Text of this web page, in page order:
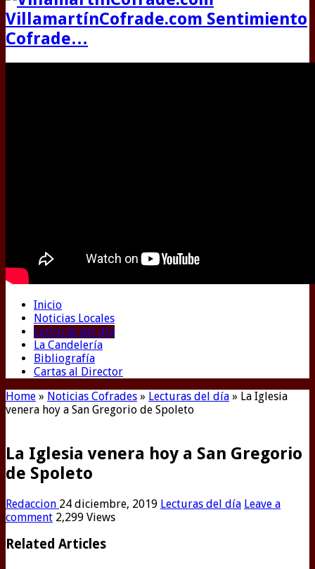
VillamartínCofrade.com Sentimiento
Cofrade…
Inicio
Noticias Locales
Lecturas del día
La Candelería
Bibliografía
Cartas al Director
Home » Noticias Cofrades » Lecturas del día » La Iglesia
venera hoy a San Gregorio de Spoleto
La Iglesia venera hoy a San Gregorio
de Spoleto
Redaccion 24 diciembre, 2019 Lecturas del día Leave a
comment 2,299 Views
Related Articles